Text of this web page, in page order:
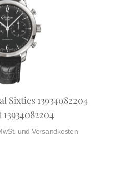
Sixties 13934082204
und Versandkosten